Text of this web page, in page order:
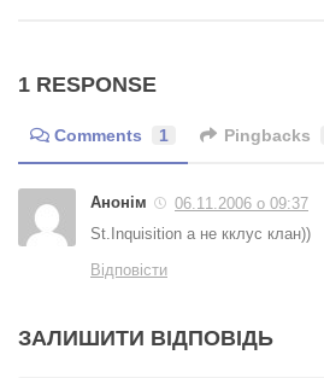
1 RESPONSE
Comments 1 Pingbacks
Анонім
06.11.2006 о 09:37
St.Inquisition а не кклус клан))
Відповісти
ЗАЛИШИТИ ВІДПОВІДЬ